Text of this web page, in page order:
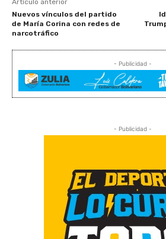
Artículo anterior
Nuevos vínculos del partido
de María Corina con redes de
narcotráfico
- Publicidad -
- Publicidad -